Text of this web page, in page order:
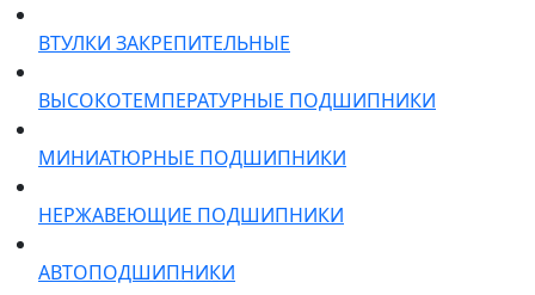
ВТУЛКИ ЗАКРЕПИТЕЛЬНЫЕ
ВЫСОКОТЕМПЕРАТУРНЫЕ ПОДШИПНИКИ
МИНИАТЮРНЫЕ ПОДШИПНИКИ
НЕРЖАВЕЮЩИЕ ПОДШИПНИКИ
АВТОПОДШИПНИКИ